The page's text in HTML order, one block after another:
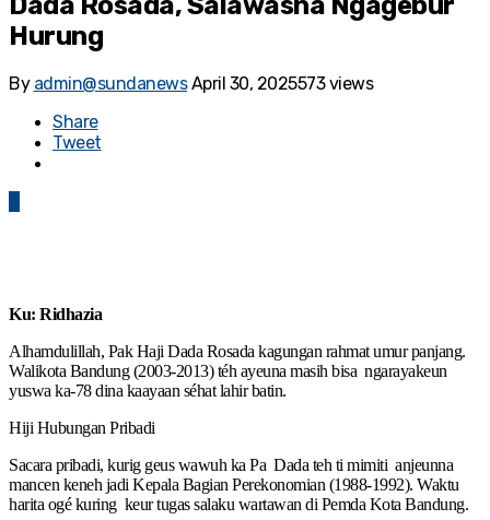
Hurung
By admin@sundanews April 30, 2025573 views
Share
Tweet
Ku: Ridhazia
Alhamdulillah, Pak Haji Dada Rosada kagungan rahmat umur panjang.
Walikota Bandung (2003-2013) téh ayeuna masih bisa ngarayakeun
yuswa ka-78 dina kaayaan séhat lahir batin.
Hiji Hubungan Pribadi
Sacara pribadi, kurig geus wawuh ka Pa Dada teh ti mimiti anjeunna
mancen keneh jadi Kepala Bagian Perekonomian (1988-1992). Waktu
harita ogé kuring keur tugas salaku wartawan di Pemda Kota Bandung.